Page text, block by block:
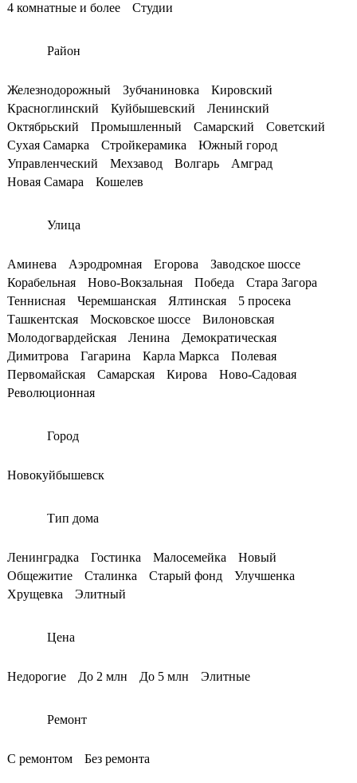
4 комнатные и более
Студии
Район
Железнодорожный Зубчаниновка
Кировский
Красноглинский
Куйбышевский
Ленинский
Октябрьский
Промышленный Самарский
Советский
Сухая Самарка
Стройкерамика
Южный город
Управленческий
Мехзавод Волгарь
Амград
Новая Самара
Кошелев
Улица
Аминева Аэродромная Егорова
Заводское шоссе
Корабельная
Ново-Вокзальная Победа
Стара Загора
Теннисная
Черемшанская Ялтинская
5 просека
Ташкентская
Московское шоссе
Вилоновская
Молодогвардейская
Ленина
Демократическая
Димитрова
Гагарина Карла Маркса
Полевая
Первомайская
Самарская Кирова
Ново-Садовая
Революционная
Город
Новокуйбышевск
Тип дома
Ленинградка Гостинка Малосемейка
Новый
Общежитие
Сталинка Старый фонд
Улучшенка
Хрущевка
Элитный
Цена
Недорогие До 2 млн До 5 млн Элитные
Ремонт
С ремонтом Без ремонта